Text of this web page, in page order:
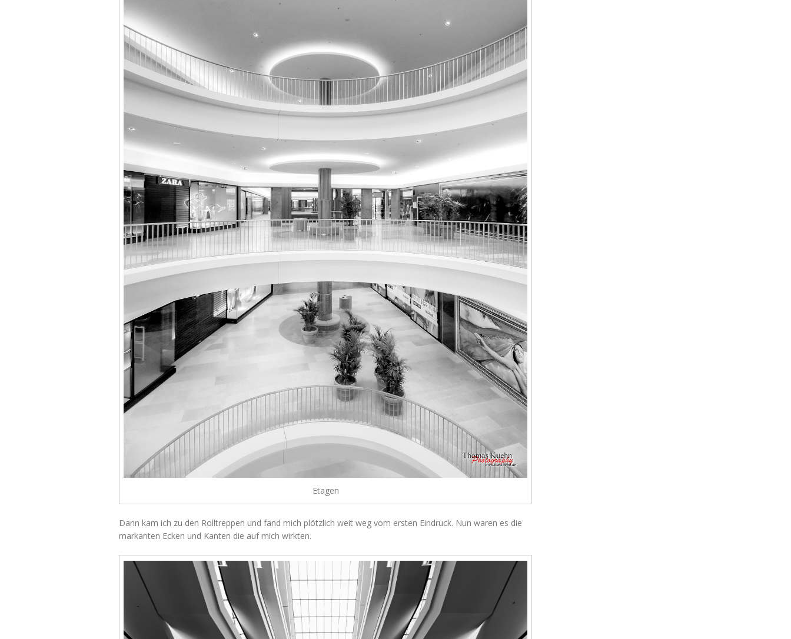
Etagen
Dann kam ich zu den Rolltreppen und fand mich plötzlich weit weg vom ersten Eindruck. Nun waren es die
markanten Ecken und Kanten die auf mich wirkten.